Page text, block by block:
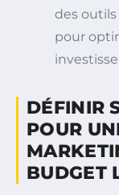
des
pour
DÉFINIR
POUR
BUDGET